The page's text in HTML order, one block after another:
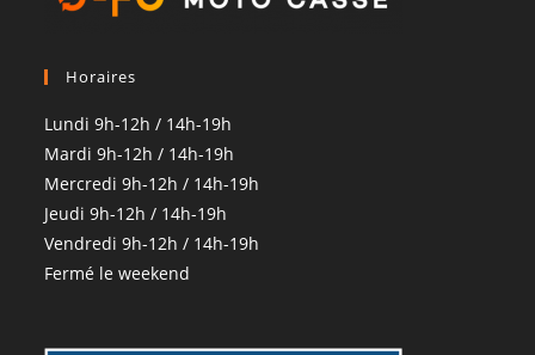
Horaires
Lundi 9h-12h / 14h-19h
Mardi 9h-12h / 14h-19h
Mercredi 9h-12h / 14h-19h
Jeudi 9h-12h / 14h-19h
Vendredi 9h-12h / 14h-19h
Fermé le weekend